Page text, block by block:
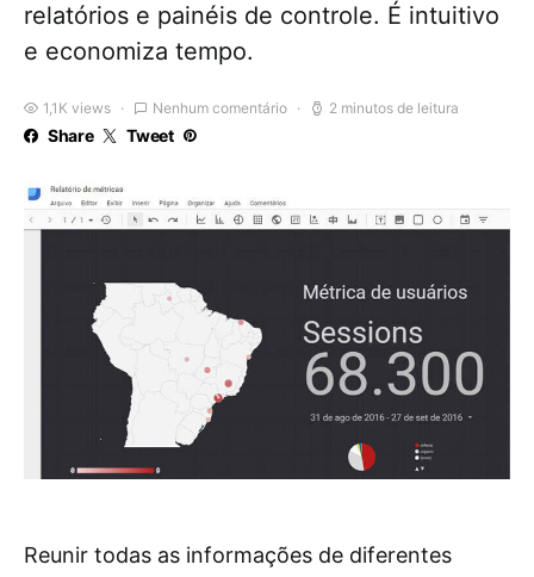
relatórios e painéis de controle. É intuitivo
e economiza tempo.
1,1K views Nenhum comentário 2 minutos de leitura
Share Tweet
Reunir todas as informações de diferentes